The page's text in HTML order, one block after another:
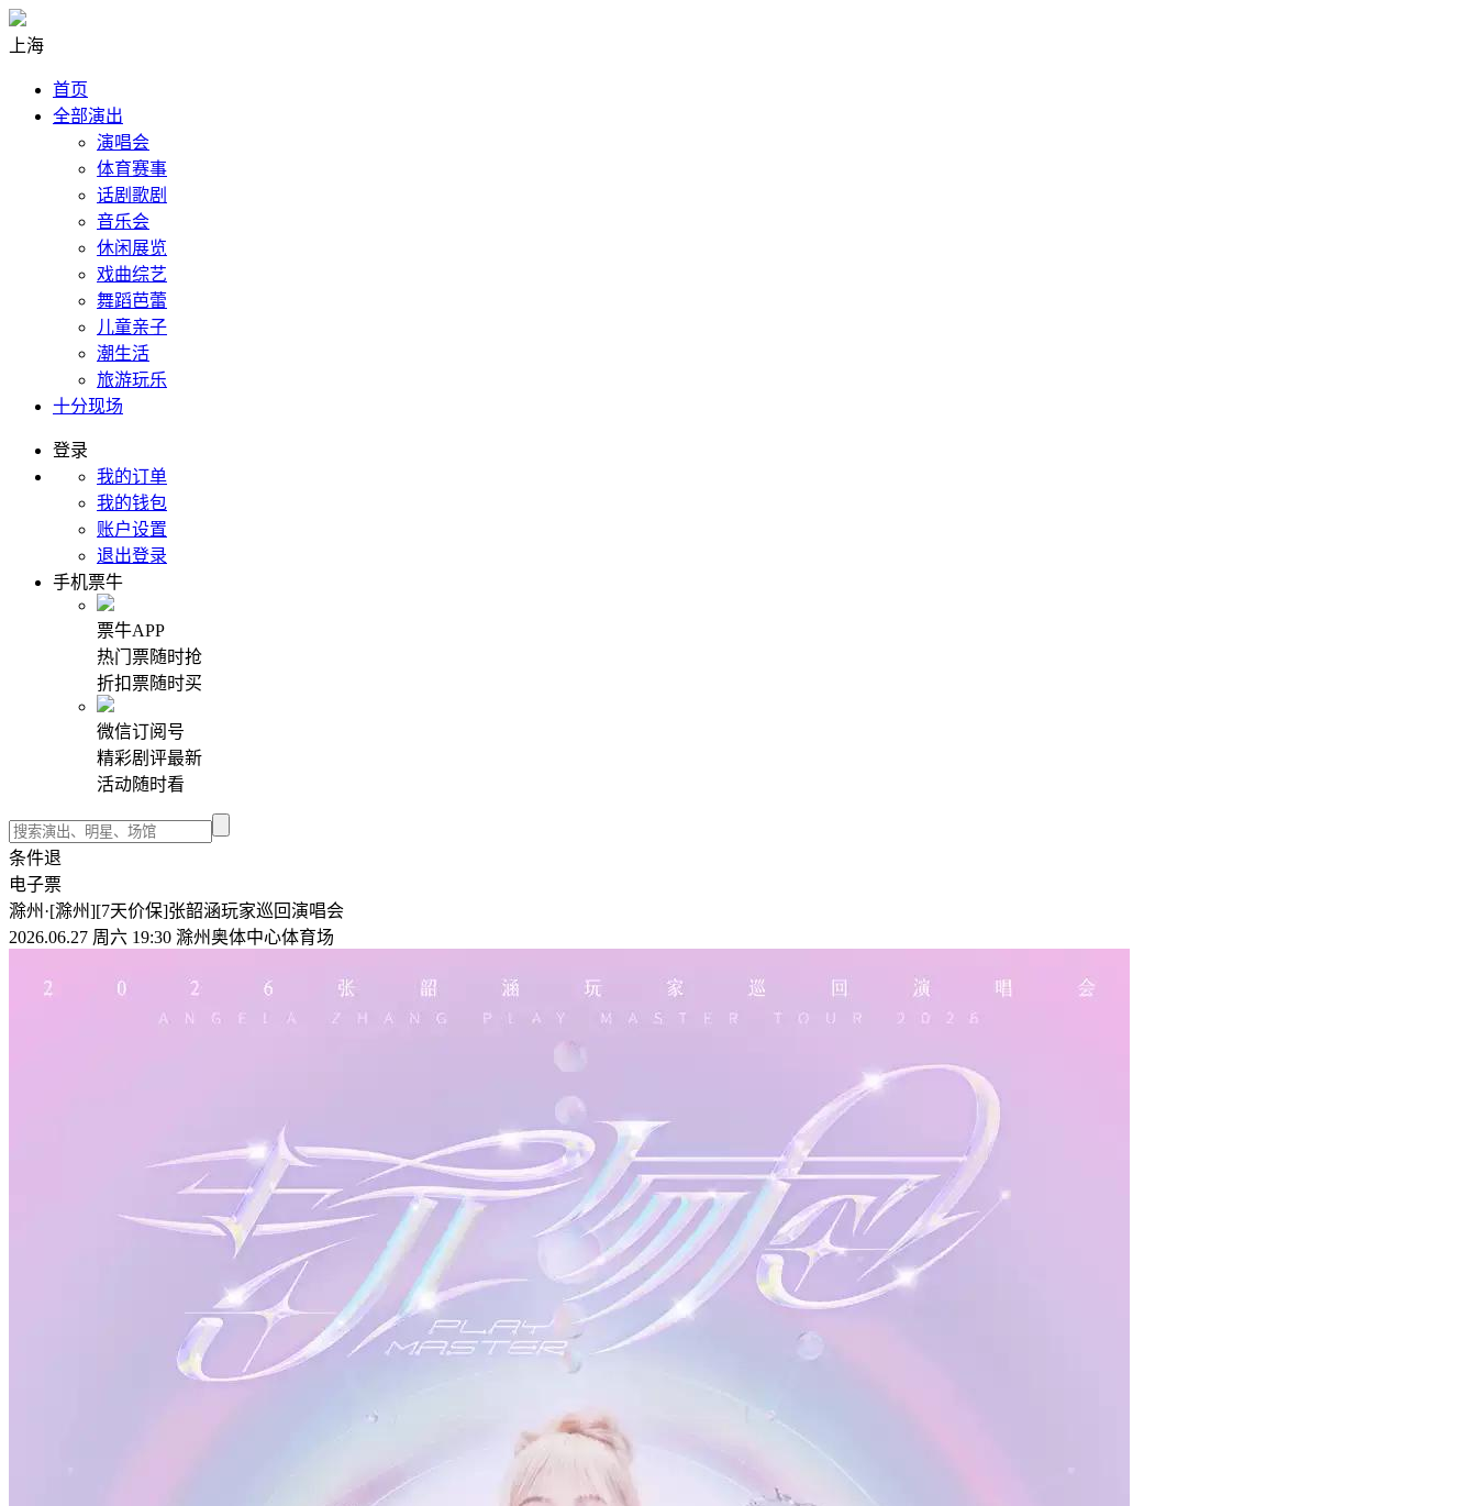
上海
首页
全部演出
演唱会
体育赛事
话剧歌剧
音乐会
休闲展览
戏曲综艺
舞蹈芭蕾
儿童亲子
潮生活
旅游玩乐
十分现场
登录
我的订单
我的钱包
账户设置
退出登录
手机票牛
票牛APP
热门票随时抢
折扣票随时买
微信订阅号
精彩剧评最新
活动随时看
条件退
电子票
滁州·[滁州][7天价保]张韶涵玩家巡回演唱会
2026.06.27 周六 19:30 滁州奥体中心体育场